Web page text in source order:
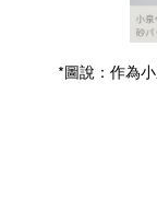
*圖說：作為